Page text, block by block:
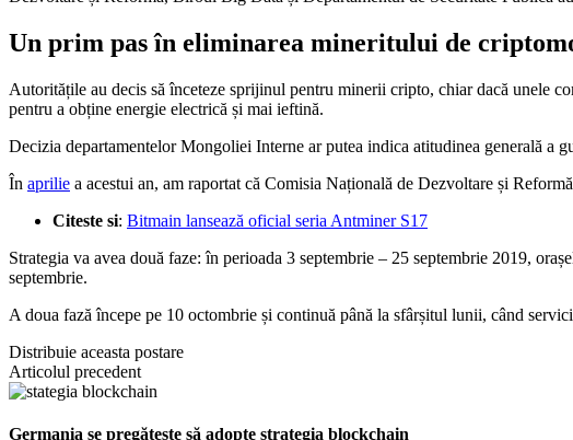
Un prim pas în eliminarea mineritului de
Autoritățile au decis să înceteze sprijinul pentru minerii cripto, chiar dacă unele
pentru a obține energie electrică și mai ieftină.
Decizia departamentelor Mongoliei Interne ar putea indica atitudinea generală a
În aprilie a acestui an, am raportat că Comisia Națională de Dezvoltare și
Citeste si: Bitmain lansează oficial seria Antminer S17
Strategia va avea două faze: în perioada 3 septembrie – 25 septembrie 2019,
septembrie.
A doua fază începe pe 10 octombrie și continuă până la sfârșitul lunii, când
Distribuie aceasta postare
Articolul precedent
Germania se pregătește să adopte strategia blockchain